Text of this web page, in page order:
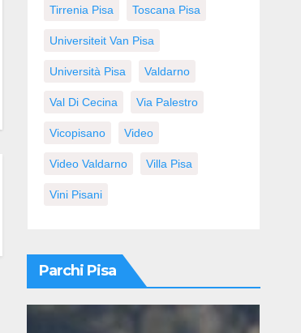
Tirrenia Pisa Toscana Pisa
Universiteit Van Pisa
Università Pisa Valdarno
Val Di Cecina Via Palestro
Vicopisano Video
Video Valdarno Villa Pisa
Vini Pisani
Parchi Pisa